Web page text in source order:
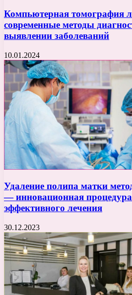
Компьютерная томография
современные методы
выявлении заболеваний
10.01.2024
Удаление полипа матки
— инновационная процедура
эффективного лечения
30.12.2023